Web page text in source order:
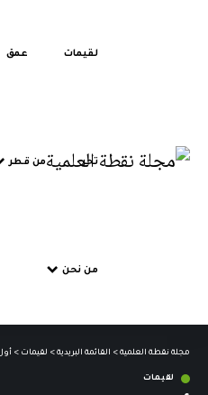
لقيمات عمق
تحر من قطر
من نحن
مجلة نقطة العلمية > القائمة البريدية > لقيمات >
لقيمات